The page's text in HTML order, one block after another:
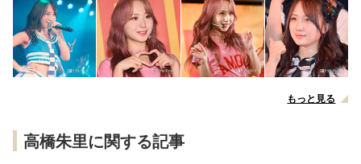
もっと見る
高橋朱里に関する記事